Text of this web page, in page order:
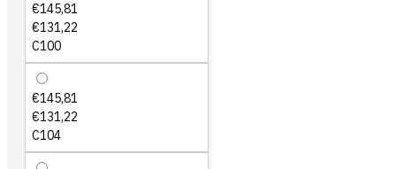
€145,81
€131,22
C100
€145,81
€131,22
C104